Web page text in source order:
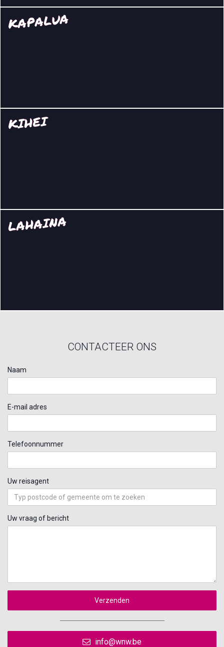
KAPALUA
KIHEI
LAHAINA
CONTACTEER ONS
Naam
E-mail adres
Telefoonnummer
Uw reisagent
Uw vraag of bericht
Verzenden
info@wnw.be